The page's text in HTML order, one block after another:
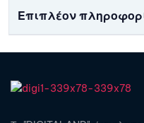
Επιπλέον